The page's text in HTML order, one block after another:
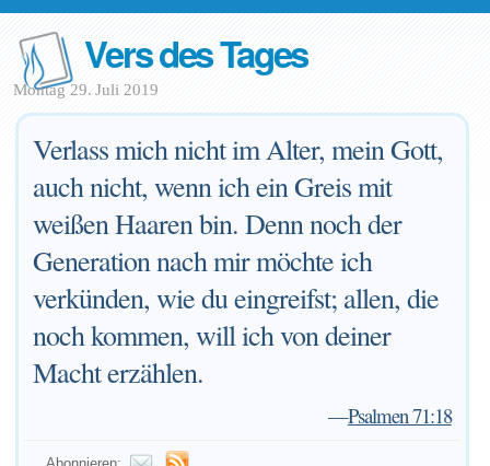
Vers des Tages
Montag 29. Juli 2019
Verlass mich nicht im Alter, mein Gott,
auch nicht, wenn ich ein Greis mit
weißen Haaren bin. Denn noch der
Generation nach mir möchte ich
verkünden, wie du eingreifst; allen, die
noch kommen, will ich von deiner
Macht erzählen.
—Psalmen 71:18